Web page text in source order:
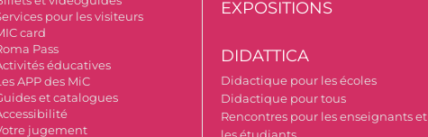
pour les visiteurs
card
Pass
éducatives
APP des MiC
et catalogues
jugement
EXPOSITIONS
DIDATTICA
Didactique pour les écoles
Didactique pour tous
Rencontres pour les enseignants et